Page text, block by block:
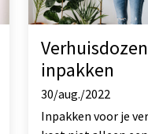
Verhuisdozen
inpakken
30/aug./2022
Inpakken voor je